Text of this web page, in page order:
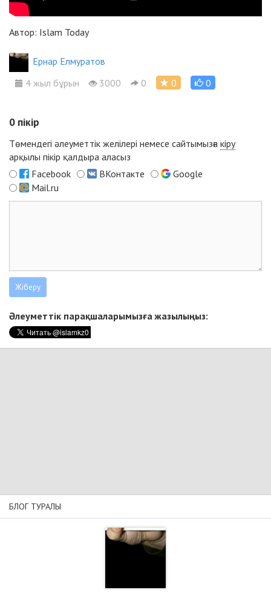
Автор: Islam Today
Ернар Елмуратов
4 жыл бұрын
3000 0 0 0
0 пікір
Төмендегі әлеуметтік желілері немесе сайтымызға кіру
арқылы пікір қалдыра аласыз
Facebook
ВКонтакте
Google
Mail.ru
Әлеуметтік парақшаларымызға жазылыңыз:
БЛОГ ТУРАЛЫ